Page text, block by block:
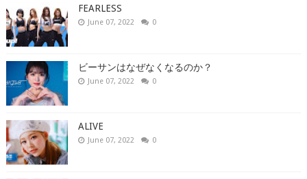
FEARLESS
June 07, 2022 0
ビーサンはなぜなくなるのか？
June 07, 2022 0
ALIVE
June 07, 2022 0